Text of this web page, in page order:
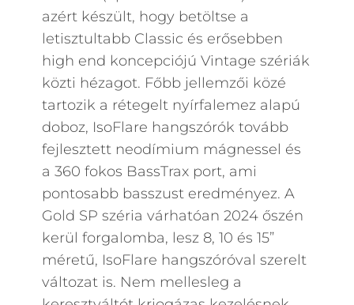
azért készült, hogy betöltse a
letisztultabb Classic és erősebben
high end koncepciójú Vintage szériák
közti hézagot. Főbb jellemzői közé
tartozik a rétegelt nyírfalemez alapú
doboz, IsoFlare hangszórók tovább
fejlesztett neodímium mágnessel és
a 360 fokos BassTrax port, ami
pontosabb basszust eredményez. A
Gold SP széria várhatóan 2024 őszén
kerül forgalomba, lesz 8, 10 és 15”
méretű, IsoFlare hangszóróval szerelt
változat is. Nem mellesleg a